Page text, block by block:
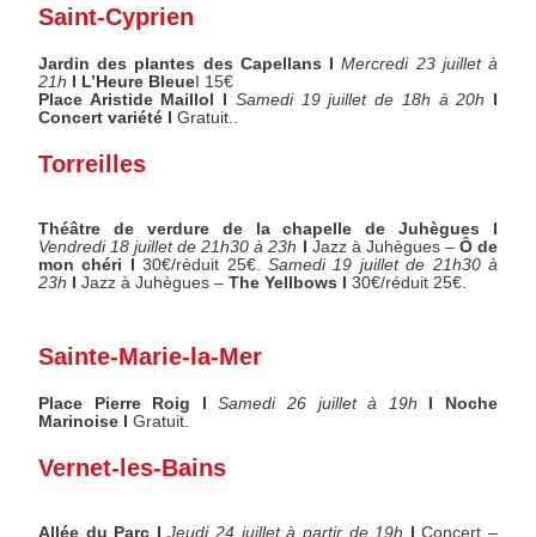
Saint-Cyprien
Jardin des plantes des Capellans IMercredi 23 juillet à
21h
I L’Heure Bleue I 15€
Place Aristide Maillol I Samedi 19 juillet de 18h à 20h
Concert variété I
Gratuit..
Torreilles
Théâtre de verdure de la chapelle de Juhègues I
Vendredi 18 juillet de 21h30 à 23h
Jazz à Juhègues – Ô de
mon chéri I30€/réduit 25€. Samedi 19 juillet de 21h30 à
23h IJazz à Juhègues –The Yellbows I30€/réduit 25€.
Sainte-Marie-la-Mer
Place Pierre Roig ISamedi 26 juillet à 19h
I Noche
Marinoise IGratuit.
Vernet-les-Bains
Allée du Parc IJeudi 24 juillet à partir de 19h IConcert –